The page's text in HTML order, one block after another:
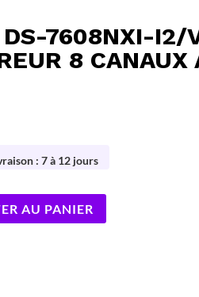
DS-7608NXI-I2/
8 CANAUX
: 7 à 12 jours
AU PANIER
Tablettes
Montres connectées